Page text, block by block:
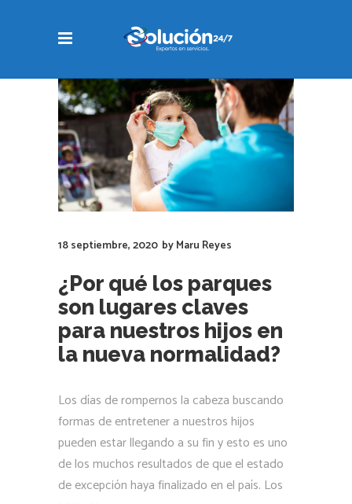
18 septiembre, 2020 byMaru Reyes
¿Por qué los parques
son lugares claves
para nuestros hijos en
la nueva normalidad?
Los días de rompernos la cabeza buscando
formas de entretener a nuestros hijos
pueden estar llegando a su fin y esto es uno
de los muchos resultados de que el estado
de excepción haya finalizado en el país. Los